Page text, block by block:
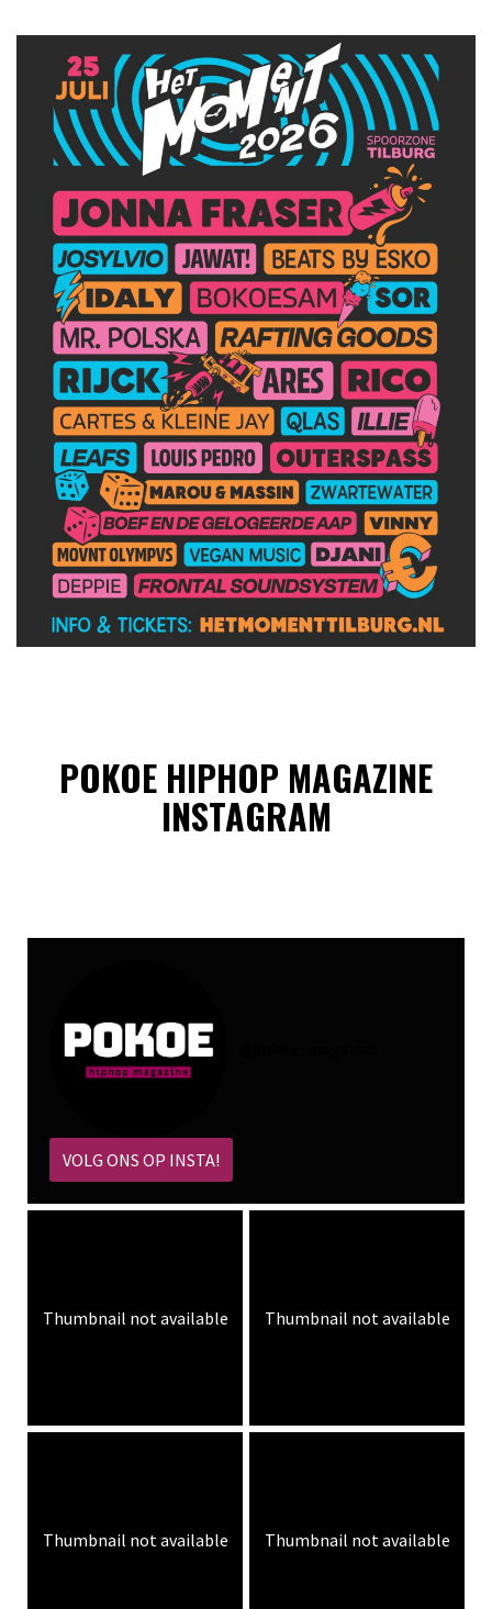
POKOE HIPHOP MAGAZINE
INSTAGRAM
VOLG ONS OP INSTA!
Thumbnail not available Thumbnail not available
Thumbnail not available Thumbnail not available